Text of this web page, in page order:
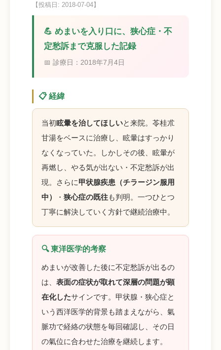
【投稿日: 2018-07-04】
💪 めまいを入り口に、狭心症・不
定愁訴まで克服した記録
📅 診療日：2018年7月4日
📋 経緯
当初眩暈を治してほしいと来院。苓桂朮
甘湯をベースに治療し、眩暈はすっかり
なくなっていた。しかしその後、眩暈が
再燃し、やる気が出ない・不定愁訴が出
現。さらに甲状腺疾患（チラージン服用
中）
・ 狭心症の既往も判明。一つひとつ
丁寧に解決していく方針で継続治療中。
🔍 東洋医学的考察
めまいが改善した後に不定愁訴が出るの
は、 表面の症状が取れて深層の問題が顕
在化したサインです。甲状腺・狭心症と
いう西洋医学的背景も踏まえながら、氣
脈功で経絡の状態を毎回確認し、その日
の氣位に合わせた治療を継続します。